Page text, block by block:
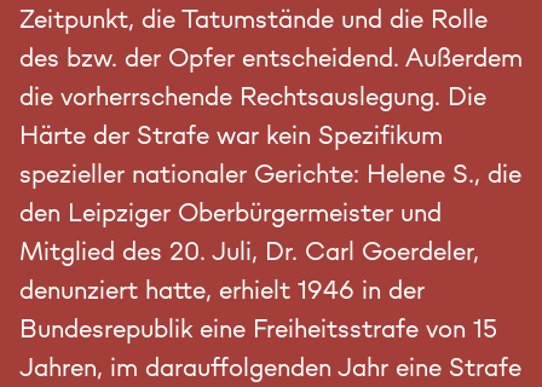
Zeitpunkt, die Tatumstände und die Rolle
des bzw. der Opfer entscheidend. Außerdem
die vorherrschende Rechtsauslegung. Die
Härte der Strafe war kein Spezifikum
spezieller nationaler Gerichte: Helene S., die
den Leipziger Oberbürgermeister und
Mitglied des 20. Juli, Dr. Carl Goerdeler,
denunziert hatte, erhielt 1946 in der
Bundesrepublik eine Freiheitsstrafe von 15
Jahren, im darauffolgenden Jahr eine Strafe